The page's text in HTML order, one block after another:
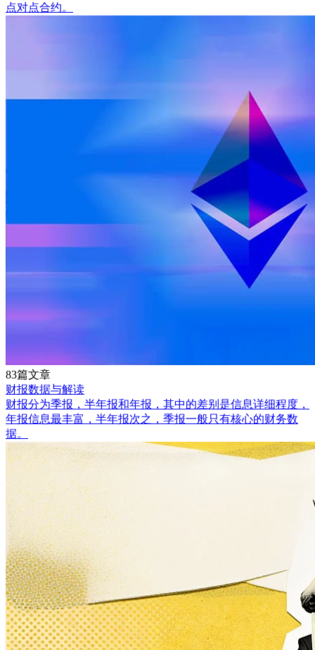
点对点合约。
83篇文章
财报数据与解读
财报分为季报，半年报和年报，其中的差别是信息详细程度，
年报信息最丰富，半年报次之，季报一般只有核心的财务数
据。